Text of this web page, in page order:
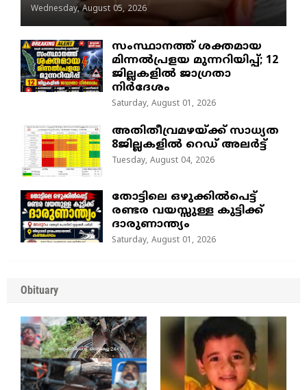
Wednesday, August 05, 2026
സംസ്ഥാനത്ത് ശക്തമായ
മിന്നൽപ്രളയ മുന്നറിയിപ്പ്; 12
ജില്ലകളിൽ ജാഗ്രതാ
നിർദേശം
Saturday, August 01, 2026
അതിതീവ്രമഴയ്ക്ക് സാധ്യത
8ജില്ലകളിൽ റെഡ് അലർട്ട്
Tuesday, August 04, 2026
തോട്ടിലെ ഒഴുക്കിൽപെട്ട്
രണ്ടര വയസ്സുള്ള കുട്ടിക്ക്
ദാരുണാന്ത്യം
Saturday, August 01, 2026
Obituary